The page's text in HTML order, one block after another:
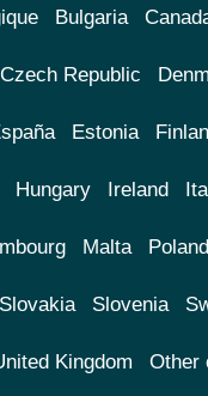
Bulgaria
Czech Republic
Estonia
Hungary Ireland
Malta Poland
Slovakia Slovenia
Kingdom Other